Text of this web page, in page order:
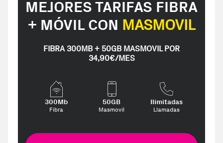
MEJORES TARIFAS FIBRA
+ MÓVIL CON MASMOVIL
FIBRA 300MB + 50GB MASMOVIL POR
34,90€/MES
300Mb
Fibra
50GB
Masmovil
Ilimitadas
Llamadas